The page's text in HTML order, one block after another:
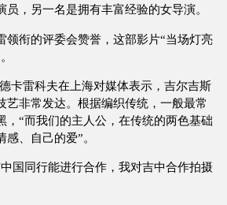
，另一名是拥有丰富经验的女导演。
领衔的评委会赞誉，这部影片“当场灯亮
卡雷科夫在上海对媒体表示，吉尔吉斯
艺非常发达。根据编织传统，一般最常
，“而我们的主人公，在传统的两色基础
感、自己的爱”。
国同行能进行合作，我对吉中合作拍摄